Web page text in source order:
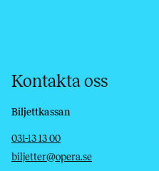
Kontakta oss
Biljettkassan
Telefon
031-13 13 00
E-post
biljetter@opera.se